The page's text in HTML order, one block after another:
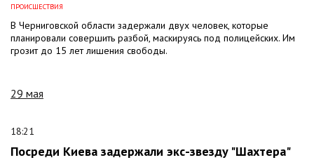
ПРОИСШЕСТВИЯ
В Черниговской области задержали двух человек, которые
планировали совершить разбой, маскируясь под полицейских. Им
грозит до 15 лет лишения свободы.
29 мая
18:21
Посреди Киева задержали экс-звезду "Шахтера"